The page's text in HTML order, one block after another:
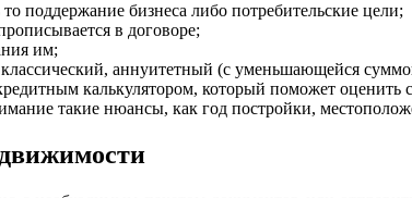
поддержание бизнеса либо потребительские цели;
в договоре;
им;
аннуитетный (с уменьшающейся
калькулятором, который поможет оценить
такие нюансы, как год постройки,